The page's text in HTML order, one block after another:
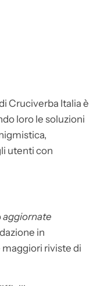
Cruciverba Italia è
loro le soluzioni
utenti con
aggiornate
in
riviste di